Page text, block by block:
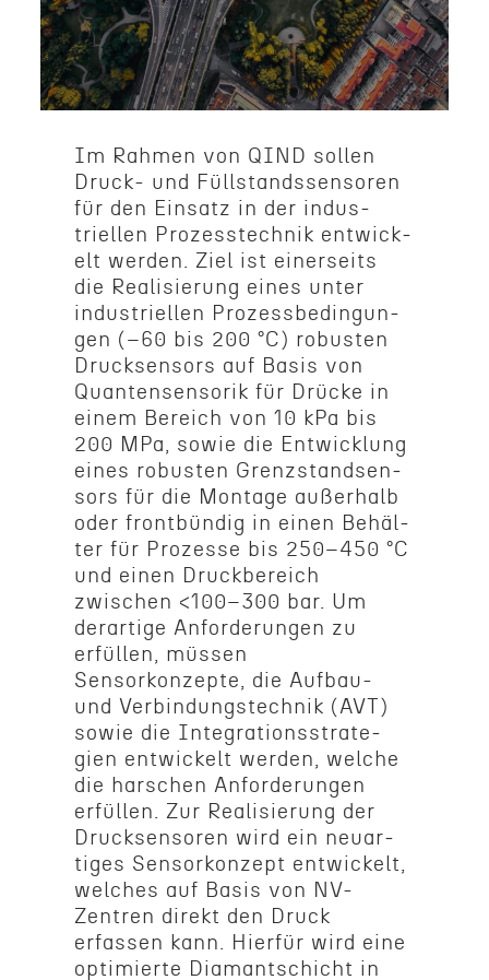
Im Rahmen von QIND sollen
Druck- und Füllstandssen­soren
für den Einsatz in der indus­
triellen Prozesstech­nik entwick­
elt werden. Ziel ist einer­seits
die Realisierung eines unter
indus­triellen Prozess­be­din­gun­
gen (–60 bis 200 °C) robusten
Druck­sen­sors auf Basis von
Quantensen­sorik für Drücke in
einem Bereich von 10 kPa bis
200 MPa, sowie die Entwick­lung
eines robusten Grenz­s­tand­sen­
sors für die Montage außer­halb
oder front­bündig in einen Behäl­
ter für Prozesse bis 250–450 °C
und einen Druck­bere­ich
zwischen <100–300 bar. Um
derar­tige Anforderun­gen zu
erfüllen, müssen
Sensorkonzepte, die Aufbau-
und Verbindung­stech­nik (AVT)
sowie die Integra­tionsstrate­
gien entwick­elt werden, welche
die harschen Anforderun­gen
erfüllen. Zur Realisierung der
Druck­sen­soren wird ein neuar­
tiges Sensorkonzept entwick­elt,
welches auf Basis von NV-
Zentren direkt den Druck
erfassen kann. Hierfür wird eine
optimierte Diamantschicht in